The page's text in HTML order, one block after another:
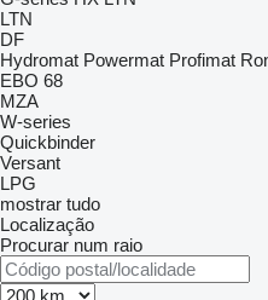
LTN
DF
Hydromat Powermat Profimat
EBO 68
MZA
W-series
Quickbinder
Versant
LPG
mostrar tudo
Localização
Procurar num raio